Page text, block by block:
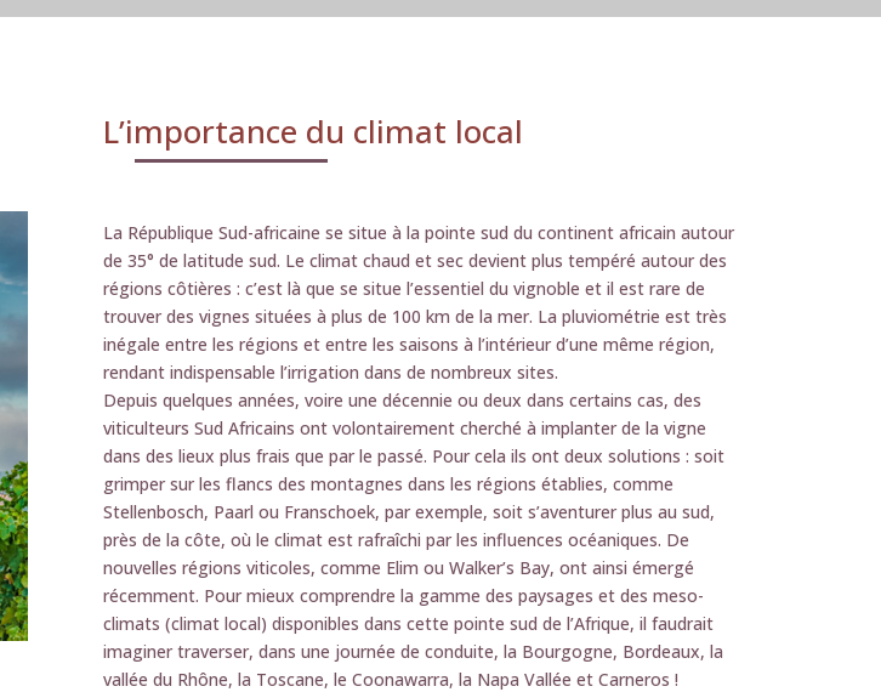
L’importance du climat local
La République Sud-africaine se situe à la pointe sud du continent africain autour
de 35° de latitude sud. Le climat chaud et sec devient plus tempéré autour des
régions côtières : c’est là que se situe l’essentiel du vignoble et il est rare de
trouver des vignes situées à plus de 100 km de la mer. La pluviométrie est très
inégale entre les régions et entre les saisons à l’intérieur d’une même région,
rendant indispensable l’irrigation dans de nombreux sites.
Depuis quelques années, voire une décennie ou deux dans certains cas, des
viticulteurs Sud Africains ont volontairement cherché à implanter de la vigne
dans des lieux plus frais que par le passé. Pour cela ils ont deux solutions : soit
grimper sur les flancs des montagnes dans les régions établies, comme
Stellenbosch, Paarl ou Franschoek, par exemple, soit s’aventurer plus au sud,
près de la côte, où le climat est rafraîchi par les influences océaniques. De
nouvelles régions viticoles, comme Elim ou Walker’s Bay, ont ainsi émergé
récemment. Pour mieux comprendre la gamme des paysages et des meso-
climats (climat local) disponibles dans cette pointe sud de l’Afrique, il faudrait
imaginer traverser, dans une journée de conduite, la Bourgogne, Bordeaux, la
vallée du Rhône, la Toscane, le Coonawarra, la Napa Vallée et Carneros !